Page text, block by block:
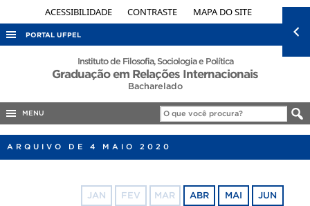
ACESSIBILIDADE CONTRASTE MAPA DO SITE
PORTAL UFPEL
ACESSO À INFORMAÇÃOInstituto de Filosofia, Sociologia e Política
Graduação em Relações Internacionais
Bacharelado
MENU
ARQUIVO DE 4 MAIO 2020
JAN FEV MAR ABR MAI JUN